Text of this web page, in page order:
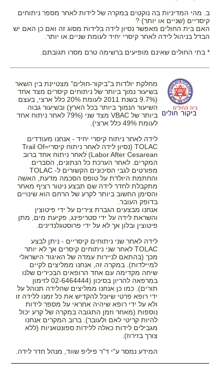
ב. מהי המדיניות בה נוקטים במקרה של לידות לאחר מספר ניתוחים
קיסריים (שניים או יותר) ?
האם בית החולים מאפשר נסיון לידה בלידות מסוג זה ואם כן האם יש
הבדל בניהול לידה לאחר קיסרי יחיד לעומת שניים או יותר.
* בתי החולים שאינם מופיעים ברשימה טרם מסרו תגובתם.
מחלקת יולדות ב"ביקור-חולים" מצטיינת בין השאר
בשיעור נמוך ביותר של ניתוחים קיסרים מצד אחד
(9.7% בשנת 2011 לעומת 20% כלל ארצי, בעצם
השיעור הנמוך ביותר בכל הארץ) ובשיעור גבוה
ביותר של VBAC מצד שני (79% לאחר ניתוח אחד
לעומת 49% כלל ארצי).
לידה לאחר ניתוח קיסרי יחיד - אנחנו מעודדים
TOLAC (נסיון לידה לאחר ניתוח קיסרי=Trail Of
Labor After Cesarean) ׂלאחר ניתוח אחד ברוב
המקרים. לאחר הערכת כל הנתונים, הסברים
מפורטים לגבי הסיכונים הקשורים ל- TOLAC
והחתמת היולדת על טופס הסכמה מדעת, האשה
מתקבלת לחדר לידה שם תבצע ניטור רציף מאחר
והסימן החשוב ביותר לקרע של הרחם הוא שינויים
בדופק העובר.
אנחנו מבצעים הגברת צירים על ידי פיטוצין
והשראת לידה על ידי סטריפינג, פקיעת מים, מתן
פיטוצין ובלון אך לא על ידי פרוסטגלנדינים.
לידה לאחר שני ניתוחים קיסריים - ניתן לבצע
TOLAC לאחר שני ניתוחים קיסרים אך לא יותר
מכך (בהתאם לניירות עמדה של האיגוד הישראלי
למיילדות). במקרה זה, אנחנו ממליצים לקיים
שיחה מקדימה עם אחד הרופאים הבכירים שלנו
במרפאה להריון בסיכון (02-6464444 לזימון
תורים). כמו כן אנחנו ממליצים שהלידה תנוהל על
ידי רופא פרטי שיוכל להקדיש את כל זמנו ללידה זו
ולא על ידי רופא שיהיה אחראי על מספר לידות
נוספות (מאחר וזמן התגובה במקרה של קרע יכול
להיות קריטי לאם ולעובר). ברוב המקרים אנחנו
מגבילים לידות כאלה ללידות ספונטאניות (ללא
צורך בזירוז).
המידע נמסר ע"י ד"ר פיליפ שווד, מנהל חדר לידה.
הגעת למקום הנכון!
הצטרפי עכשיו לאתר וקבלי את